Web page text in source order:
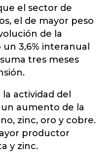
el sector de
el de mayor peso
de la
3,6% interanual
tres meses
actividad del
aumento de la
zinc, oro y cobre.
productor
y zinc.